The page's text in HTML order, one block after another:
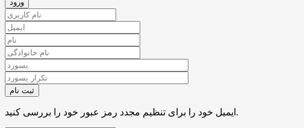
ایمیل خود را برای تنظیم مجدد رمز عبور خود را بررسی کنید.